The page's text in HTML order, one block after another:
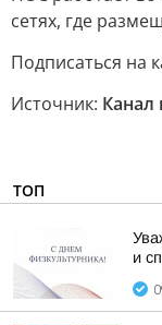
сетях, где
Подписаться на
Источник: Канал
ТОП
и